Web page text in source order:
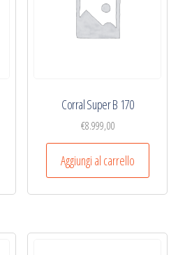
Corral Super B 170
€8.999,00
Aggiungi al carrello